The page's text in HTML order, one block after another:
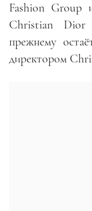
Fashion Group
Christian Dior
прежнему
директором